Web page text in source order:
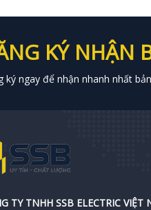
KÝ NHẬN
ký ngay để nhận nhanh nhất
TY TNHH SSB ELECTRIC VIỆT